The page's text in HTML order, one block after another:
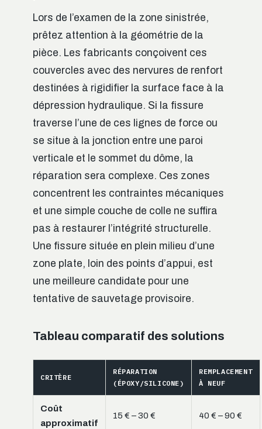
Lors de l’examen de la zone sinistrée,
prêtez attention à la géométrie de la
pièce. Les fabricants conçoivent ces
couvercles avec des nervures de renfort
destinées à rigidifier la surface face à la
dépression hydraulique. Si la fissure
traverse l’une de ces lignes de force ou
se situe à la jonction entre une paroi
verticale et le sommet du dôme, la
réparation sera complexe. Ces zones
concentrent les contraintes mécaniques
et une simple couche de colle ne suffira
pas à restaurer l’intégrité structurelle.
Une fissure située en plein milieu d’une
zone plate, loin des points d’appui, est
une meilleure candidate pour une
tentative de sauvetage provisoire.
Tableau comparatif des solutions
CRITÈRE
RÉPARATION
(ÉPOXY/SILICONE)
REMPLACEMENT
À NEUF
Coût
approximatif
15 € – 30 € 40 € – 90 €